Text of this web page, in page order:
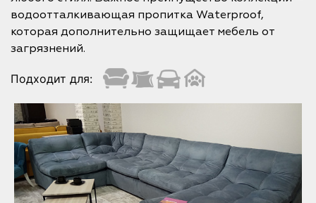
водоотталкивающая пропитка Waterproof,
которая дополнительно защищает мебель от
загрязнений.
Подходит для: